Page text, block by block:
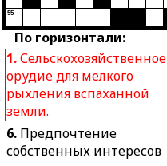
По горизонтали:
1.Сельскохозяйственное
орудие для мелкого
рыхления вспаханной
земли.
6. Предпочтение
собственных интересов
55